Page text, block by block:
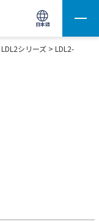
日本語
サイト内検索(Enterで実行)
LDL2シリーズ > LDL2-